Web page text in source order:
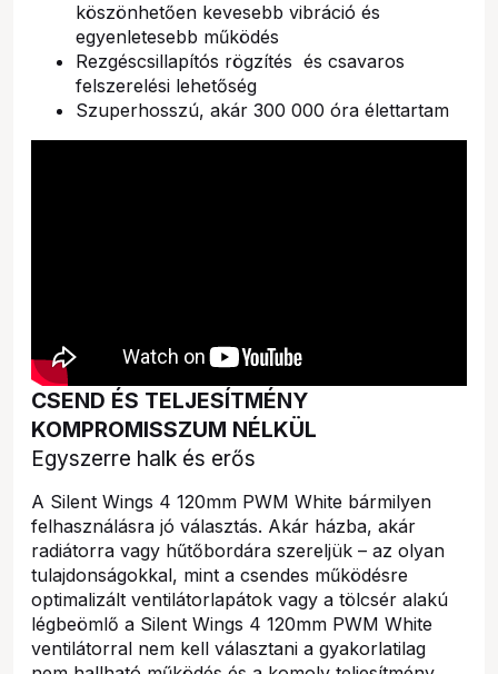
köszönhetően kevesebb vibráció és
egyenletesebb működés
Rezgéscsillapítós rögzítés és csavaros
felszerelési lehetőség
Szuperhosszú, akár 300 000 óra élettartam
CSEND ÉS TELJESÍTMÉNY
KOMPROMISSZUM NÉLKÜL
Egyszerre halk és erős
A Silent Wings 4 120mm PWM White bármilyen
felhasználásra jó választás. Akár házba, akár
radiátorra vagy hűtőbordára szereljük – az olyan
tulajdonságokkal, mint a csendes működésre
optimalizált ventilátorlapátok vagy a tölcsér alakú
légbeömlő a Silent Wings 4 120mm PWM White
ventilátorral nem kell választani a gyakorlatilag